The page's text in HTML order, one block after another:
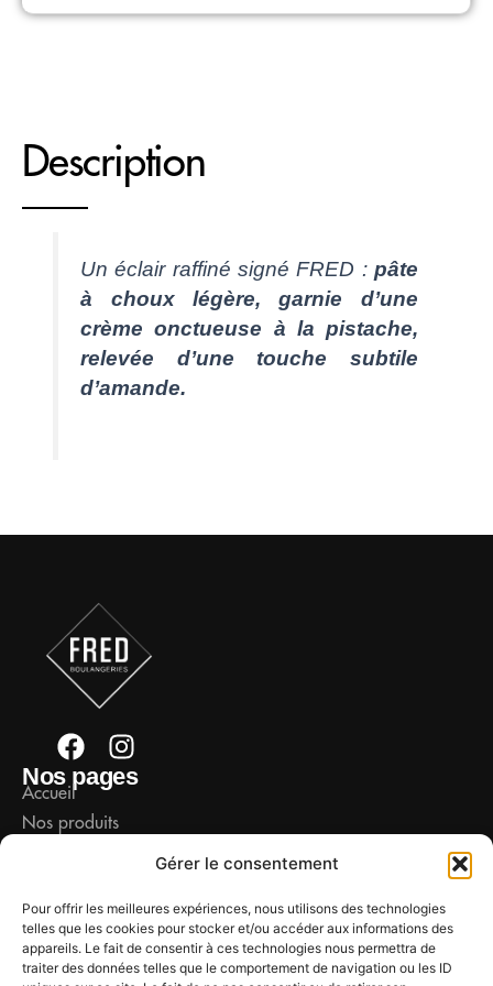
Gérer le consentement
Pour offrir les meilleures expériences, nous utilisons des technologies
telles que les cookies pour stocker et/ou accéder aux informations des
appareils. Le fait de consentir à ces technologies nous permettra de
traiter des données telles que le comportement de navigation ou les ID
Description
Un éclair raffiné signé FRED :pâte
à choux légère, garnie d’une
crème onctueuse à la pistache,
relevée d’une touche subtile
d’amande.
F
a
c
e
o
k
I
n
t
r
a
m
Nos pages
Accueil
Nos produits
Liens rapides
Mentions légales
Politique de confidentialité
Politique relative au cookies